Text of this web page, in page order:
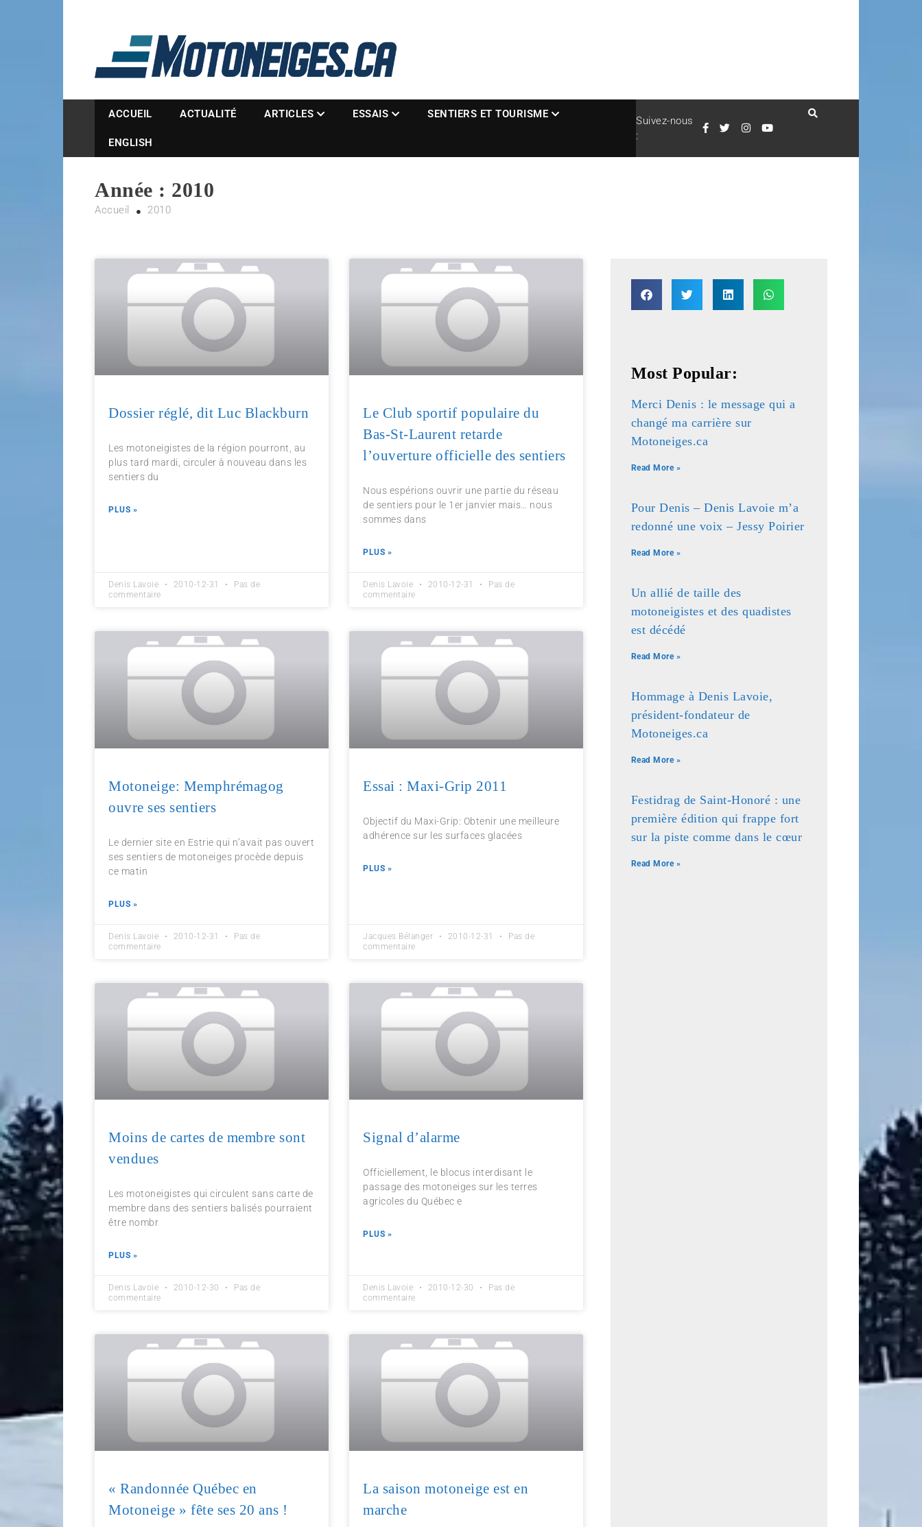
Magazine Motoneiges.ca
ACCUEIL ACTUALITÉ ARTICLES ESSAIS SENTIERS ET TOURISME
ENGLISH
Suivez-nous
:
Année : 2010
Accueil 2010
Dossier réglé, dit Luc Blackburn
Les motoneigistes de la région pourront, au
plus tard mardi, circuler à nouveau dans les
sentiers du
PLUS »
Denis Lavoie 2010-12-31
Pas de
commentaire
Le Club sportif populaire du
Bas-St-Laurent retarde
l’ouverture officielle des sentiers
Nous espérions ouvrir une partie du réseau
de sentiers pour le 1er janvier mais… nous
sommes dans
PLUS »
Denis Lavoie 2010-12-31
Pas de
commentaire
Motoneige: Memphrémagog
ouvre ses sentiers
Le dernier site en Estrie qui n’avait pas ouvert
ses sentiers de motoneiges procède depuis
ce matin
PLUS »
Denis Lavoie 2010-12-31
Pas de
commentaire
Essai : Maxi-Grip 2011
Objectif du Maxi-Grip: Obtenir une meilleure
adhérence sur les surfaces glacées
PLUS »
Jacques Bélanger 2010-12-31
Pas de
commentaire
Moins de cartes de membre sont
vendues
Les motoneigistes qui circulent sans carte de
membre dans des sentiers balisés pourraient
être nombr
PLUS »
Denis Lavoie 2010-12-30
Pas de
commentaire
Signal d’alarme
Officiellement, le blocus interdisant le
passage des motoneiges sur les terres
agricoles du Québec e
PLUS »
Denis Lavoie 2010-12-30
Pas de
commentaire
« Randonnée Québec en
Motoneige » fête ses 20 ans !
La saison motoneige est en
marche
Most Popular:
Merci Denis : le message qui a
changé ma carrière sur
Motoneiges.ca
Read More »
Pour Denis – Denis Lavoie m’a
redonné une voix – Jessy Poirier
Read More »
Un allié de taille des
motoneigistes et des quadistes
est décédé
Read More »
Hommage à Denis Lavoie,
président-fondateur de
Motoneiges.ca
Read More »
Festidrag de Saint-Honoré : une
première édition qui frappe fort
sur la piste comme dans le cœur
Read More »